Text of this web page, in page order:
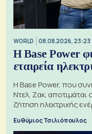
WORLD 08.08.2026, 23:23
Η Base Power
εταιρεία
Η Base Power, που
Ντελ, Ζακ, αποτιμάται
ζήτηση ηλεκτρικής
μπαταριών αυξάνονται
Ευθύμιος Τσιλιόπουλος